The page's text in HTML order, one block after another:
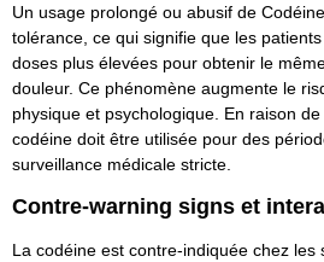
Un usage prolongé ou abusif de
tolérance, ce qui signifie que les
doses plus élevées pour obtenir le
douleur. Ce phénomène augmente le
physique et psychologique. En raison
codéine doit être utilisée pour des
surveillance médicale stricte.
Contre-warning signs et
La codéine est contre-indiquée chez les